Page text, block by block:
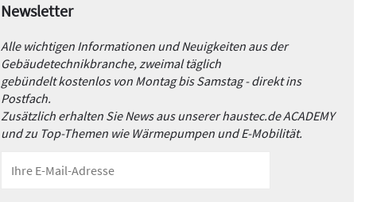
Newsletter
Alle wichtigen Informationen und Neuigkeiten aus der
Gebäudetechnikbranche, zweimal täglich
gebündelt kostenlos von Montag bis Samstag - direkt ins
Postfach.
Zusätzlich erhalten Sie News aus unserer haustec.de ACADEMY
und zu Top-Themen wie Wärmepumpen und E-Mobilität.